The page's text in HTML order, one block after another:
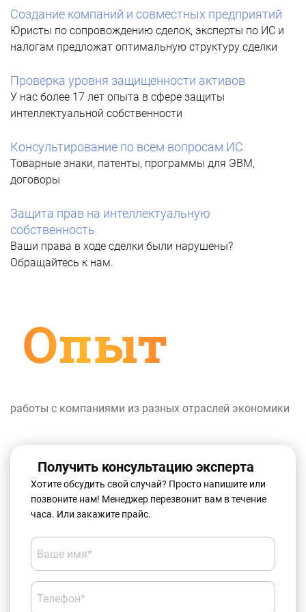
Создание компаний и совместных предприятий
Юристы по сопровождению сделок, эксперты по ИС и
налогам предложат оптимальную структуру сделки
Проверка уровня защищенности активов
У нас более 17 лет опыта в сфере защиты
интеллектуальной собственности
Консультирование по всем вопросам ИС
Товарные знаки, патенты, программы для ЭВМ,
договоры
Защита прав на интеллектуальную
собственность
Ваши права в ходе сделки были нарушены?
Обращайтесь к нам.
Опыт
работы с компаниями из разных отраслей экономики
Получить консультацию эксперта
Хотите обсудить свой случай? Просто напишите или
позвоните нам! Менеджер перезвонит вам в течение
часа. Или закажите прайс.
Ваше имя*
Телефон*